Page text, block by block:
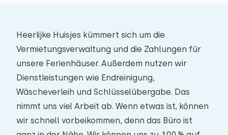
Heerlijke Huisjes kümmert sich um die
Vermietungsverwaltung und die Zahlungen für
unsere Ferienhäuser. Außerdem nutzen wir
Dienstleistungen wie Endreinigung,
Wäscheverleih und Schlüsselübergabe. Das
nimmt uns viel Arbeit ab. Wenn etwas ist, können
wir schnell vorbeikommen, denn das Büro ist